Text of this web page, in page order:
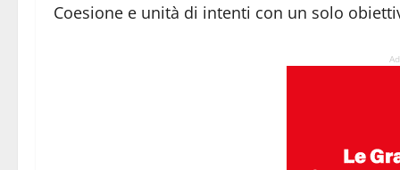
Coesione e unità di intenti con un solo